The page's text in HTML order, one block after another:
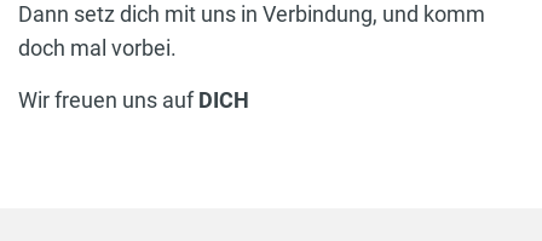
Dann setz dich mit uns in Verbindung, und komm
doch mal vorbei.
Wir freuen uns aufDICH